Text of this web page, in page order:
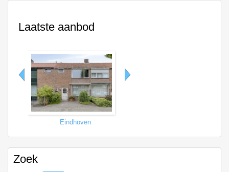
Laatste aanbod
Eindhoven
Zoek